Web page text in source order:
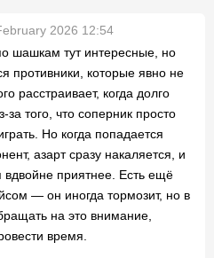
2026 12:54
шашкам тут интересные, но
противники, которые явно не
расстраивает, когда долго
того, что соперник просто
Но когда попадается
азарт сразу накаляется, и
вдвойне приятнее. Есть ещё
— он иногда тормозит, но в
на это внимание,
время.